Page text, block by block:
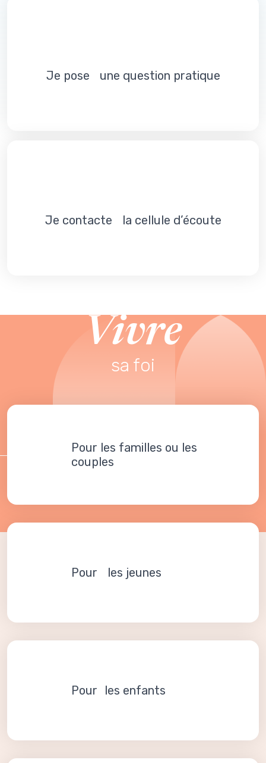
Je pose une question pratique
Je contacte la cellule d’écoute
Vivre
sa foi
Pour les familles ou les
couples
Pour les jeunes
Pour les enfants